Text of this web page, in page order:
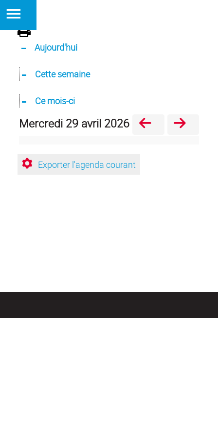
Aujourd'hui
Cette semaine
Ce mois-ci
mercredi 29 avril 2026
Exporter l'agenda courant